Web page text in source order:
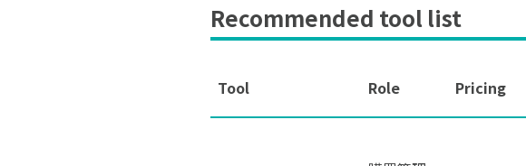
Recommended tool list
Tool Role Pricing